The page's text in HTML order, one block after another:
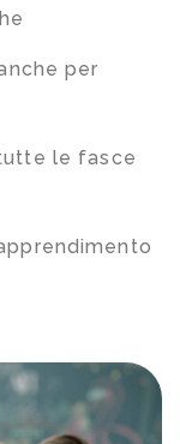
per
le fasce